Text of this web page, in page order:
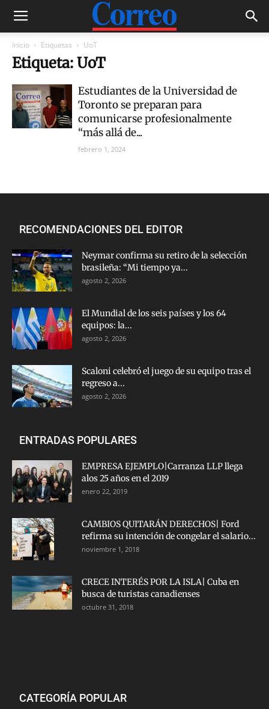
Inicio Etiquetas UoT
Etiqueta: UoT
Estudiantes de la Universidad de
Toronto se preparan para
comunicarse profesionalmente
“más allá de...
febrero 1, 2024
RECOMENDACIONES DEL EDITOR
Neymar confirma su retiro de la selección
brasileña: “Mi tiempo ya...
agosto 2, 2026
El Mundial de los seis países y los 64
equipos: la...
agosto 2, 2026
Scaloni celebró el juego de su equipo tras el
regreso a...
agosto 2, 2026
ENTRADAS POPULARES
EMPRESA EJEMPLO|Carranza LLP llega
alos 25 años en el 2019
enero 22, 2019
CAMBIOS QUITARÁN DERECHOS| Ford
refirma su intención de congelar el salario...
noviembre 1, 2018
CRECE INTERÉS POR LA ISLA| Cuba en
busca de turistas canadienses
octubre 31, 2018
CATEGORÍA POPULAR